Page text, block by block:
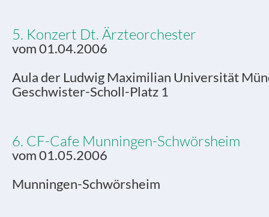
5. Konzert Dt. Ärzteorchester
vom 01.04.2006
Aula der Ludwig Maximilian Universität
Geschwister-Scholl-Platz 1
6. CF-Cafe Munningen-Schwörsheim
vom 01.05.2006
Munningen-Schwörsheim